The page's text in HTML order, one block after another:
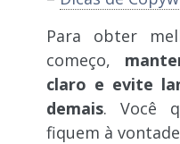
Para obter
começo,
claro e evite
demais. Você
fiquem à